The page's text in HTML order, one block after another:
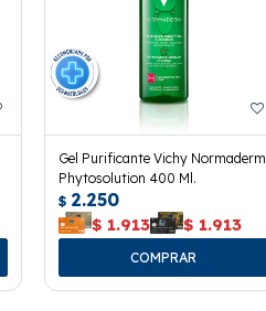
Gel Purificante Vichy Normaderm
Phytosolution 400 Ml.
$ 2.250
$ 1.913 $ 1.913